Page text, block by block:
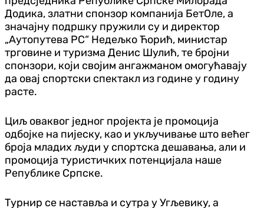
Додика, златни спонзор компанија БетОле, а
значајну подршку пружили су и директор
„Аутопутева РС“ Недељко Ћорић, министар
трговине и туризма Денис Шулић, те бројни
спонзори, који својим ангажманом омогућавају
да овај спортски спектакл из године у годину
расте.
Циљ оваквог једног пројекта је промоција
одбојке на пијеску, као и укључивање што већег
броја младих људи у спортска дешавања, али и
промоција туристичких потенцијала наше
Републике Српске.
Турнир се наставља и сутра у Угљевику, а